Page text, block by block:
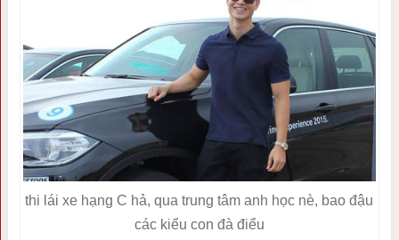
thi lái xe hạng C hả, qua trung tâm anh học nè, bao đậu
các kiểu con đà điểu